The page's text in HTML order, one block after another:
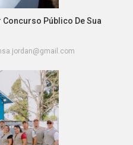
Público De Sua